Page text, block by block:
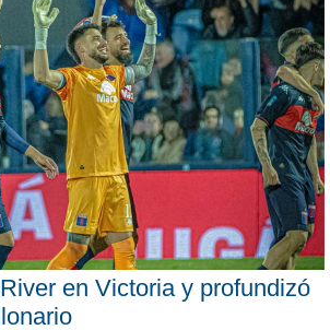
en Victoria y profundizó